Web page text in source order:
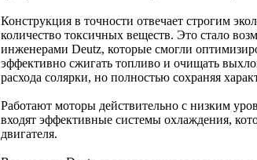
Конструкция в точности отвечает строгим
количество токсичных веществ. Это стало
инженерами Deutz, которые смогли
эффективно сжигать топливо и очищать
расхода солярки, но полностью сохраняя
Работают моторы действительно с низким
входят эффективные системы охлаждения,
двигателя.